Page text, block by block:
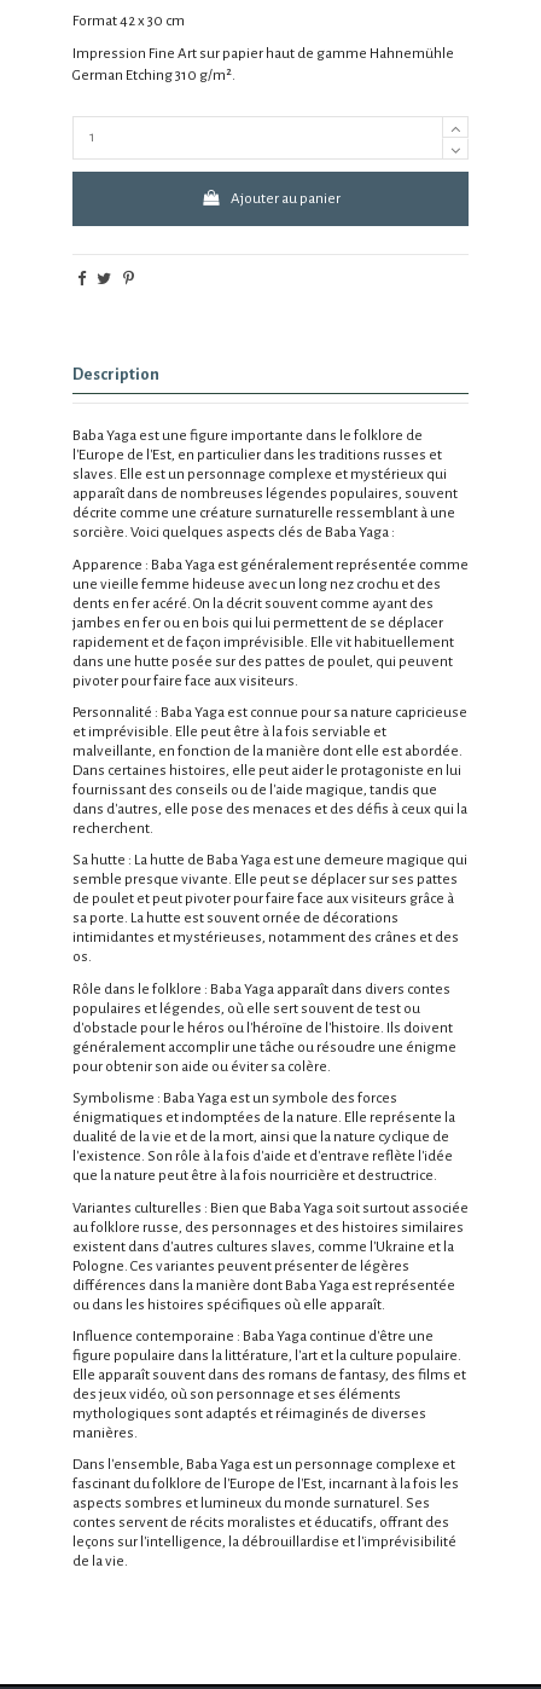
Format 42 x 30 cm
Impression Fine Art sur papier haut de gamme Hahnemühle
German Etching 310 g/m².
Ajouter au panier
Description
Baba Yaga est une figure importante dans le folklore de
l'Europe de l'Est, en particulier dans les traditions russes et
slaves. Elle est un personnage complexe et mystérieux qui
apparaît dans de nombreuses légendes populaires, souvent
décrite comme une créature surnaturelle ressemblant à une
sorcière. Voici quelques aspects clés de Baba Yaga :
Apparence : Baba Yaga est généralement représentée comme
une vieille femme hideuse avec un long nez crochu et des
dents en fer acéré. On la décrit souvent comme ayant des
jambes en fer ou en bois qui lui permettent de se déplacer
rapidement et de façon imprévisible. Elle vit habituellement
dans une hutte posée sur des pattes de poulet, qui peuvent
pivoter pour faire face aux visiteurs.
Personnalité : Baba Yaga est connue pour sa nature capricieuse
et imprévisible. Elle peut être à la fois serviable et
malveillante, en fonction de la manière dont elle est abordée.
Dans certaines histoires, elle peut aider le protagoniste en lui
fournissant des conseils ou de l'aide magique, tandis que
dans d'autres, elle pose des menaces et des défis à ceux qui la
recherchent.
Sa hutte : La hutte de Baba Yaga est une demeure magique qui
semble presque vivante. Elle peut se déplacer sur ses pattes
de poulet et peut pivoter pour faire face aux visiteurs grâce à
sa porte. La hutte est souvent ornée de décorations
intimidantes et mystérieuses, notamment des crânes et des
os.
Rôle dans le folklore : Baba Yaga apparaît dans divers contes
populaires et légendes, où elle sert souvent de test ou
d'obstacle pour le héros ou l'héroïne de l'histoire. Ils doivent
généralement accomplir une tâche ou résoudre une énigme
pour obtenir son aide ou éviter sa colère.
Symbolisme : Baba Yaga est un symbole des forces
énigmatiques et indomptées de la nature. Elle représente la
dualité de la vie et de la mort, ainsi que la nature cyclique de
l'existence. Son rôle à la fois d'aide et d'entrave reflète l'idée
que la nature peut être à la fois nourricière et destructrice.
Variantes culturelles : Bien que Baba Yaga soit surtout associée
au folklore russe, des personnages et des histoires similaires
existent dans d'autres cultures slaves, comme l'Ukraine et la
Pologne. Ces variantes peuvent présenter de légères
différences dans la manière dont Baba Yaga est représentée
ou dans les histoires spécifiques où elle apparaît.
Influence contemporaine : Baba Yaga continue d'être une
figure populaire dans la littérature, l'art et la culture populaire.
Elle apparaît souvent dans des romans de fantasy, des films et
des jeux vidéo, où son personnage et ses éléments
mythologiques sont adaptés et réimaginés de diverses
manières.
Dans l'ensemble, Baba Yaga est un personnage complexe et
fascinant du folklore de l'Europe de l'Est, incarnant à la fois les
aspects sombres et lumineux du monde surnaturel. Ses
contes servent de récits moralistes et éducatifs, offrant des
leçons sur l'intelligence, la débrouillardise et l'imprévisibilité
de la vie.